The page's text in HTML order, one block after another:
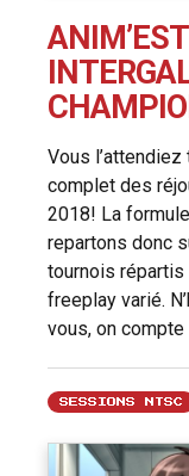
Vous
complet des
2018! La
repartons donc
tournois
freeplay varié.
vous, on
SESSIONS NTSC